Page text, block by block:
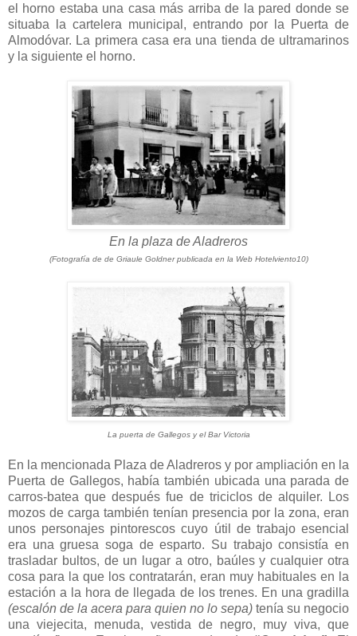
el horno estaba una casa más arriba de la pared donde se
situaba la cartelera municipal, entrando por la Puerta de
Almodóvar. La primera casa era una tienda de ultramarinos
y la siguiente el horno.
En la plaza de Aladreros
(Fotografía de de Griaule Goldner publicada en la Web Hotelviento10)
La puerta de Gallegos y el Bar Victoria
En la mencionada Plaza de Aladreros y por ampliación en la
Puerta de Gallegos, había también ubicada una parada de
carros-batea que después fue de triciclos de alquiler. Los
mozos de carga también tenían presencia por la zona, eran
unos personajes pintorescos cuyo útil de trabajo esencial
era una gruesa soga de esparto. Su trabajo consistía en
trasladar bultos, de un lugar a otro, baúles y cualquier otra
cosa para la que los contratarán, eran muy habituales en la
estación a la hora de llegada de los trenes. En una gradilla
(escalón de la acera para quien no lo sepa) tenía su negocio
una viejecita, menuda, vestida de negro, muy viva, que